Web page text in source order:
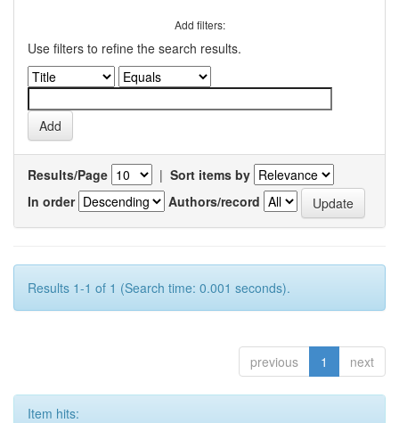
Add filters:
Use filters to refine the search results.
Results/Page | Sort items by
In order
Authors/record
Results 1-1 of 1 (Search time: 0.001 seconds).
previous 1 next
Item hits: